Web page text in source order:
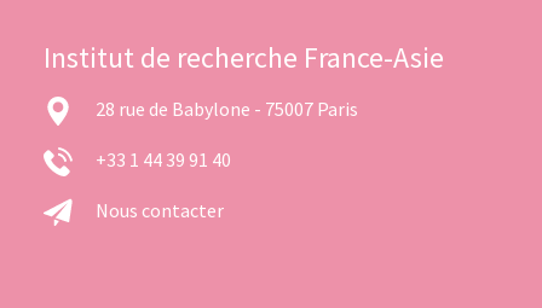
Institut de recherche France-Asie
28 rue de Babylone - 75007 Paris
+33 1 44 39 91 40
Nous contacter